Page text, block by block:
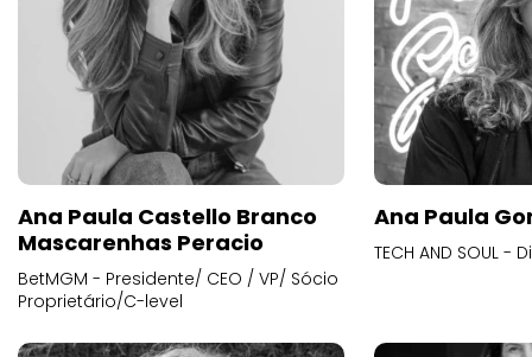
Ana Paula Castello Branco
Mascarenhas Peracio
BetMGM - Presidente/ CEO / VP/ Sócio
Proprietário/C-level
Ana Paula
TECH AND SOUL